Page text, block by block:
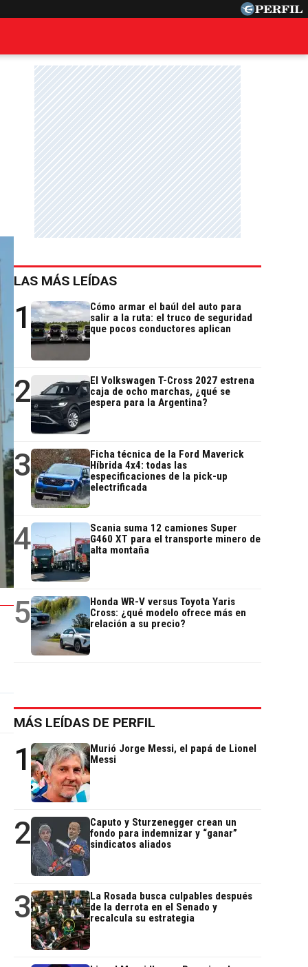
LAS MÁS LEÍDAS
1
Cómo armar el baúl del auto para
salir a la ruta: el truco de seguridad
que pocos conductores aplican
2
El Volkswagen T-Cross 2027 estrena
caja de ocho marchas, ¿qué se
espera para la Argentina?
3
Ficha técnica de la Ford Maverick
Híbrida 4x4: todas las
especificaciones de la pick-up
electrificada
4
Scania suma 12 camiones Super
G460 XT para el transporte minero de
alta montaña
5
Honda WR-V versus Toyota Yaris
Cross: ¿qué modelo ofrece más en
relación a su precio?
MÁS LEÍDAS DE PERFIL
1
Murió Jorge Messi, el papá de Lionel
Messi
2
Caputo y Sturzenegger crean un
fondo para indemnizar y “ganar”
sindicatos aliados
3
La Rosada busca culpables después
de la derrota en el Senado y
recalcula su estrategia